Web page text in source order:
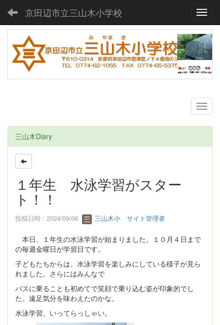
京田辺市立三山木小学校
三山木Diary
１年生 水泳学習がスター
ト！！
投稿日時 : 2024/09/06 三山木小 サイト管理者
本日、１年生の水泳学習が始まりました。１０月４日まで
の毎週金曜日が学習日です。
子どもたちからは、水泳学習を楽しみにしている様子が見ら
れました。さらにはみんなで
バスに乗ることも初めてで笑顔で乗り込む姿が印象的でし
た。遠足気分を味わえたのかな。
水泳学習、いってらっしゃい。